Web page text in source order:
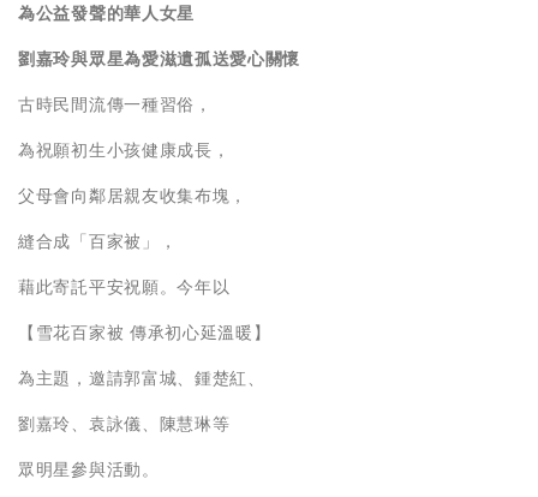
為公益發聲的華人女星
劉嘉玲與眾星為愛滋遺孤送愛心關懷
古時民間流傳一種習俗，
為祝願初生小孩健康成長，
父母會向鄰居親友收集布塊，
縫合成「百家被」，
藉此寄託平安祝願。今年以
【雪花百家被 傳承初心延溫暖】
為主題，邀請郭富城、鍾楚紅、
劉嘉玲、袁詠儀、陳慧琳等
眾明星參與活動。